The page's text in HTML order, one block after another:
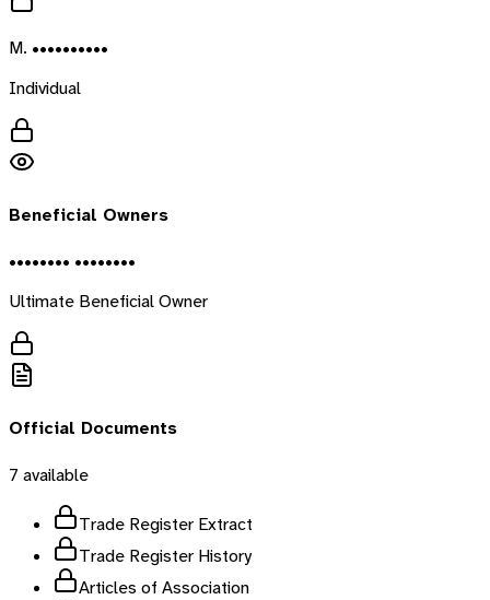
M. ••••••••••
Individual
Beneficial Owners
•••••••• ••••••••
Ultimate Beneficial Owner
Official Documents
7 available
Trade Register Extract
Trade Register History
Articles of Association